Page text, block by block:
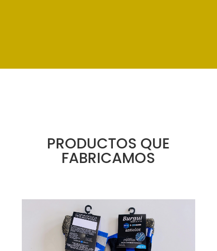
PRODUCTOS QUE
FABRICAMOS